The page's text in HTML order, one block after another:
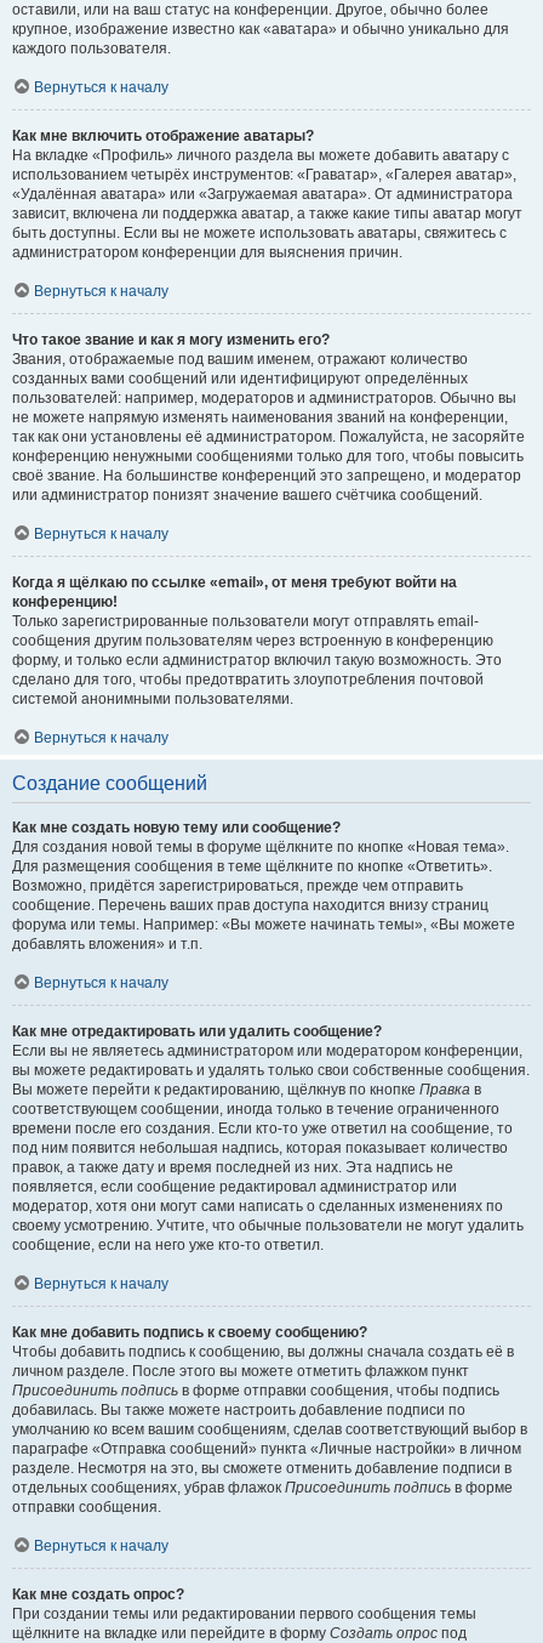
оставили, или на ваш статус на конференции. Другое, обычно более
крупное, изображение известно как «аватара» и обычно уникально для
каждого пользователя.
Вернуться к началу
Как мне включить отображение аватары?
На вкладке «Профиль» личного раздела вы можете добавить аватару с
использованием четырёх инструментов: «Граватар», «Галерея аватар»,
«Удалённая аватара» или «Загружаемая аватара». От администратора
зависит, включена ли поддержка аватар, а также какие типы аватар могут
быть доступны. Если вы не можете использовать аватары, свяжитесь с
администратором конференции для выяснения причин.
Вернуться к началу
Что такое звание и как я могу изменить его?
Звания, отображаемые под вашим именем, отражают количество
созданных вами сообщений или идентифицируют определённых
пользователей: например, модераторов и администраторов. Обычно вы
не можете напрямую изменять наименования званий на конференции,
так как они установлены её администратором. Пожалуйста, не засоряйте
конференцию ненужными сообщениями только для того, чтобы повысить
своё звание. На большинстве конференций это запрещено, и модератор
или администратор понизят значение вашего счётчика сообщений.
Вернуться к началу
Когда я щёлкаю по ссылке «email», от меня требуют войти на
конференцию!
Только зарегистрированные пользователи могут отправлять email-
сообщения другим пользователям через встроенную в конференцию
форму, и только если администратор включил такую возможность. Это
сделано для того, чтобы предотвратить злоупотребления почтовой
системой анонимными пользователями.
Вернуться к началу
Создание сообщений
Как мне создать новую тему или сообщение?
Для создания новой темы в форуме щёлкните по кнопке «Новая тема».
Для размещения сообщения в теме щёлкните по кнопке «Ответить».
Возможно, придётся зарегистрироваться, прежде чем отправить
сообщение. Перечень ваших прав доступа находится внизу страниц
форума или темы. Например: «Вы можете начинать темы», «Вы можете
добавлять вложения» и т.п.
Вернуться к началу
Как мне отредактировать или удалить сообщение?
Если вы не являетесь администратором или модератором конференции,
вы можете редактировать и удалять только свои собственные сообщения.
Вы можете перейти к редактированию, щёлкнув по кнопке Правка в
соответствующем сообщении, иногда только в течение ограниченного
времени после его создания. Если кто-то уже ответил на сообщение, то
под ним появится небольшая надпись, которая показывает количество
правок, а также дату и время последней из них. Эта надпись не
появляется, если сообщение редактировал администратор или
модератор, хотя они могут сами написать о сделанных изменениях по
своему усмотрению. Учтите, что обычные пользователи не могут удалить
сообщение, если на него уже кто-то ответил.
Вернуться к началу
Как мне добавить подпись к своему сообщению?
Чтобы добавить подпись к сообщению, вы должны сначала создать её в
личном разделе. После этого вы можете отметить флажком пункт
Присоединить подпись в форме отправки сообщения, чтобы подпись
добавилась. Вы также можете настроить добавление подписи по
умолчанию ко всем вашим сообщениям, сделав соответствующий выбор в
параграфе «Отправка сообщений» пункта «Личные настройки» в личном
разделе. Несмотря на это, вы сможете отменить добавление подписи в
отдельных сообщениях, убрав флажок Присоединить подпись в форме
отправки сообщения.
Вернуться к началу
Как мне создать опрос?
При создании темы или редактировании первого сообщения темы
щёлкните на вкладке или перейдите в форму Создать опрос под